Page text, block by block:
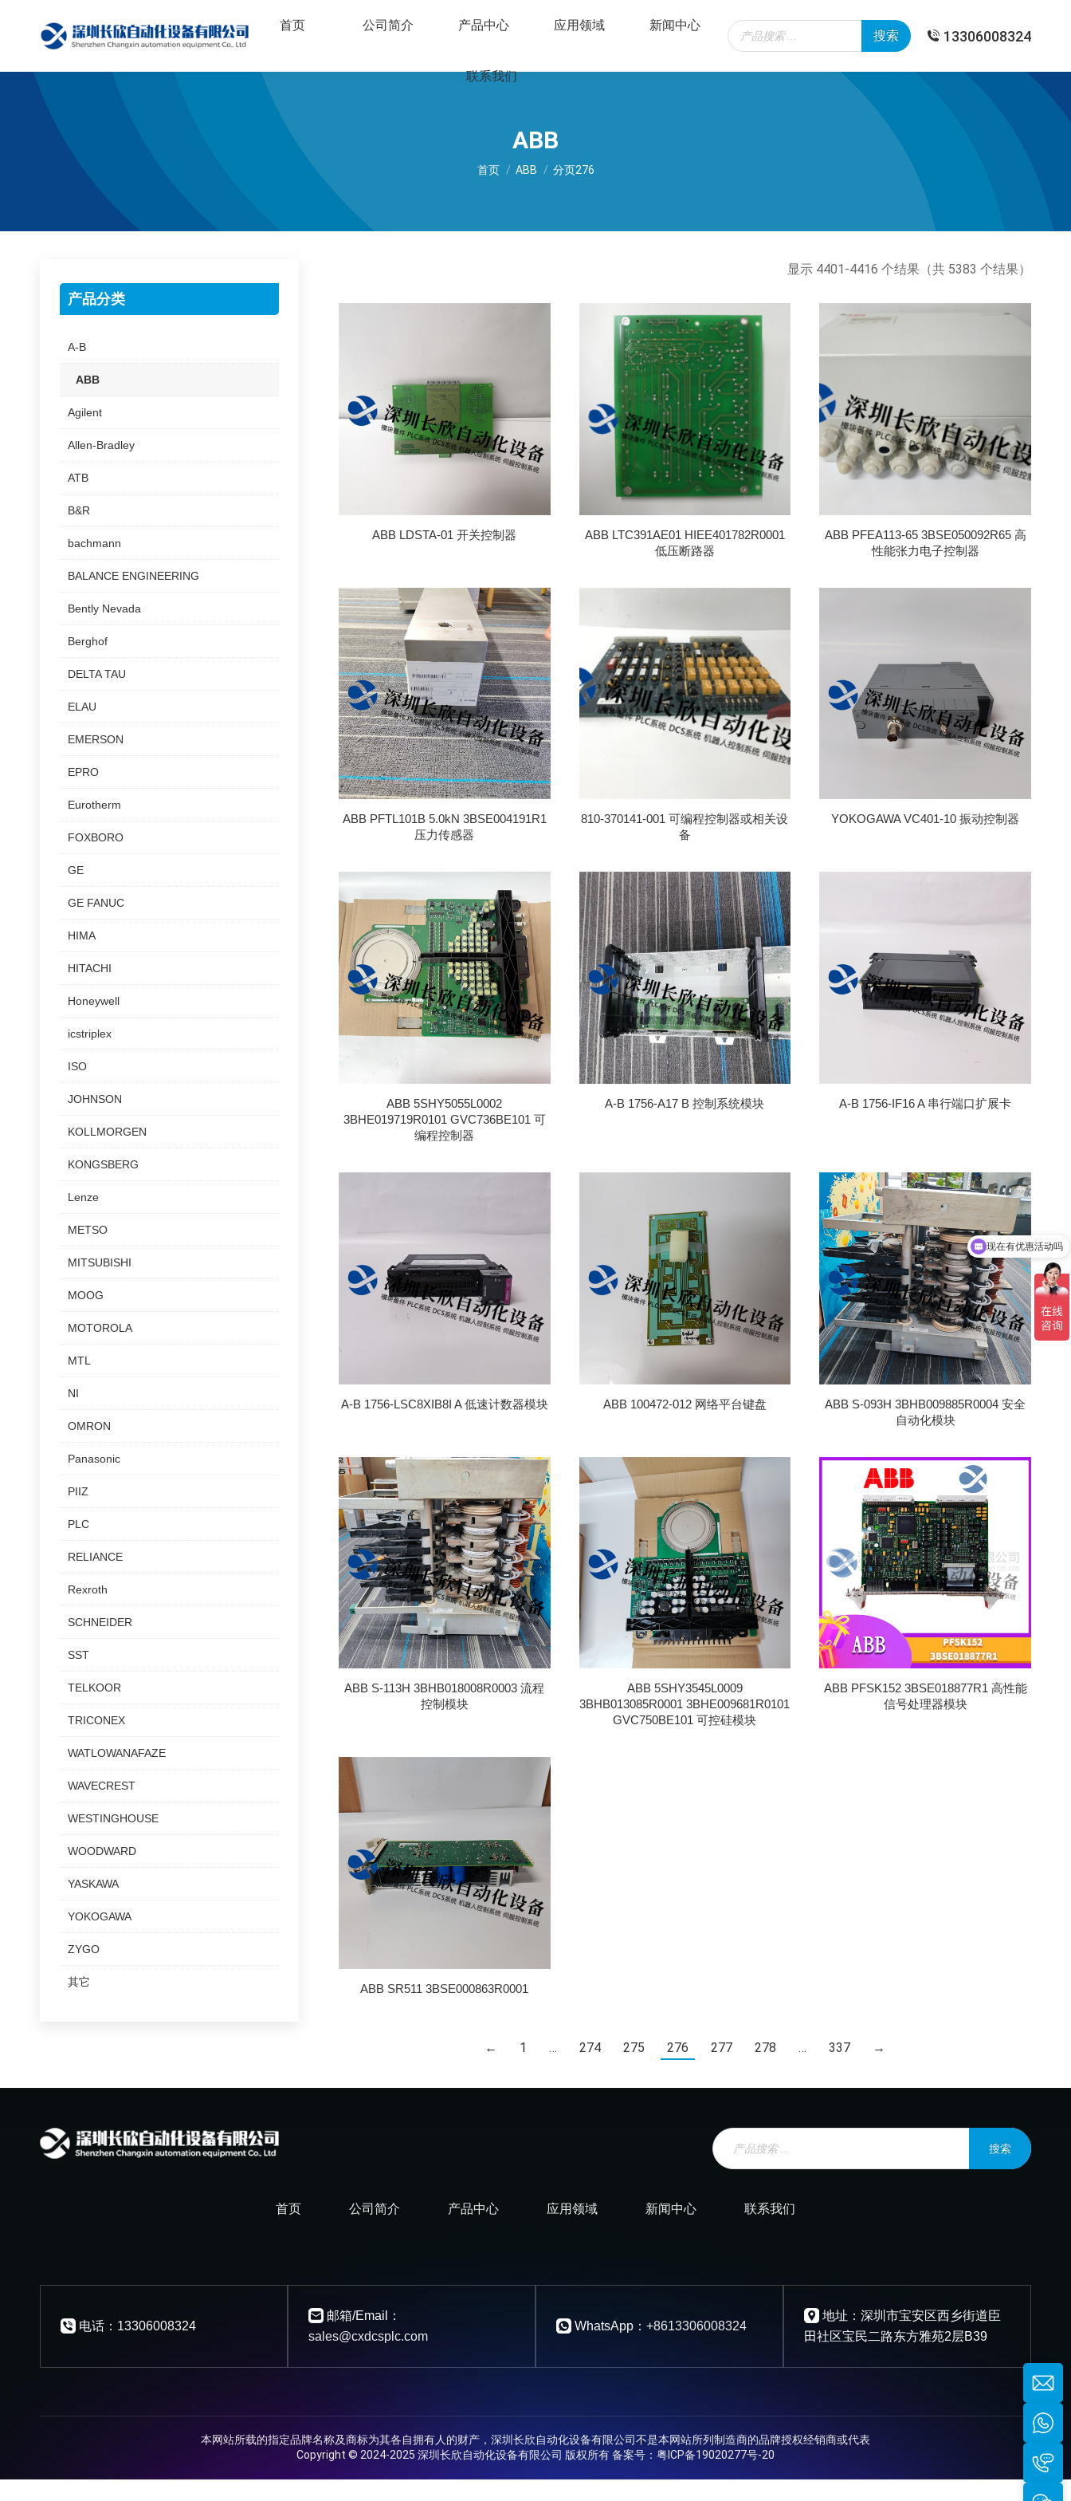
首页 公司简介 产品中心 应用领域 新闻中心
联系我们
Products
search
搜索 13306008324
ABB
您在这里：
首页 ABB 分页276
显示 4401-4416 个结果（共 5383 个结果）
新
ABB LDSTA-01 开关控制器
ABB LTC391AE01 HIEE401782R0001
低压断路器
ABB PFEA113-65 3BSE050092R65 高
性能张力电子控制器
ABB PFTL101B 5.0kN 3BSE004191R1
压力传感器
810-370141-001 可编程控制器或相关设
备
YOKOGAWA VC401-10 振动控制器
ABB 5SHY5055L0002
3BHE019719R0101 GVC736BE101 可
编程控制器
A-B 1756-A17 B 控制系统模块 A-B 1756-IF16 A 串行端口扩展卡
A-B 1756-LSC8XIB8I A 低速计数器模块 ABB 100472-012 网络平台键盘
ABB S-093H 3BHB009885R0004 安全
自动化模块
ABB S-113H 3BHB018008R0003 流程
控制模块
ABB 5SHY3545L0009
3BHB013085R0001 3BHE009681R0101
GVC750BE101 可控硅模块
ABB PFSK152 3BSE018877R1 高性能
信号处理器模块
ABB SR511 3BSE000863R0001
← 1 … 274 275 276 277 278 … 337 →
产品分类
A-B
ABB
Agilent
Allen-Bradley
ATB
B&R
bachmann
BALANCE ENGINEERING
Bently Nevada
Berghof
DELTA TAU
ELAU
EMERSON
EPRO
Eurotherm
FOXBORO
GE
GE FANUC
HIMA
HITACHI
Honeywell
icstriplex
ISO
JOHNSON
KOLLMORGEN
KONGSBERG
Lenze
METSO
MITSUBISHI
MOOG
MOTOROLA
MTL
NI
OMRON
Panasonic
PIIZ
PLC
RELIANCE
Rexroth
SCHNEIDER
SST
TELKOOR
TRICONEX
WATLOWANAFAZE
WAVECREST
WESTINGHOUSE
WOODWARD
YASKAWA
YOKOGAWA
ZYGO
其它
Products
search
搜索
首页 公司简介 产品中心 应用领域 新闻中心 联系我们
电话：13306008324
邮箱/Email：
sales@cxdcsplc.com
WhatsApp： +8613306008324
地址：深圳市宝安区西乡街道臣
田社区宝民二路东方雅苑2层B39
本网站所载的指定品牌名称及商标为其各自拥有人的财产，深圳长欣自动化设备有限公司不是本网站所列制造商的品牌授权经销商或代表
Copyright © 2024-2025 深圳长欣自动化设备有限公司 版权所有 备案号： 粤ICP备19020277号-20
可以介绍下你们的产品么
现在有优惠活动吗